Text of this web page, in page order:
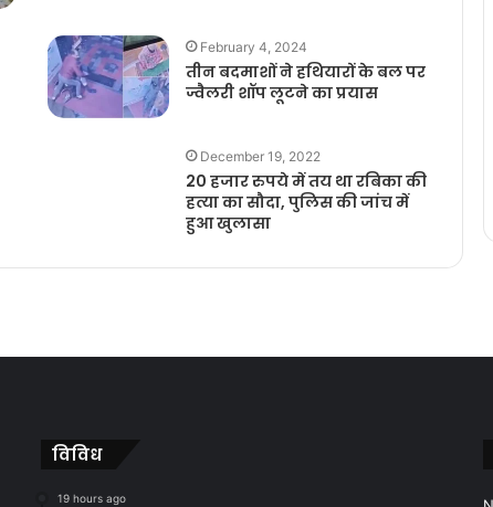
February 4, 2024
तीन बदमाशों ने हथियारों के बल पर
ज्वैलरी शॉप लूटने का प्रयास
December 19, 2022
20 हजार रुपये में तय था रबिका की
हत्या का सौदा, पुलिस की जांच में
हुआ खुलासा
विविध
19 hours ago